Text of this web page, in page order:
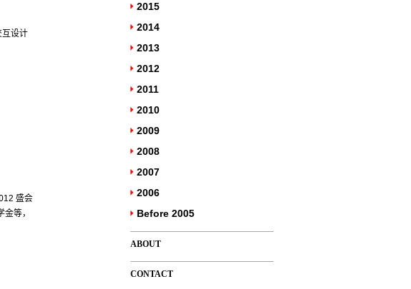
互设计
盛会
等，
2015
2014
2013
2012
2011
2010
2009
2008
2007
2006
Before 2005
ABOUT
CONTACT